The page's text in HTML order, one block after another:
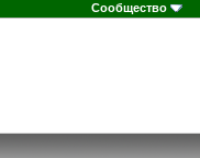
Сообщество